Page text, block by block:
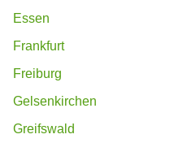
Essen
Frankfurt
Freiburg
Gelsenkirchen
Greifswald